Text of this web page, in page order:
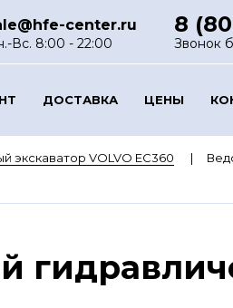
center.ru
Вс. 8:00 - 22:00
8
Звонок
ДОСТАВКА ЦЕНЫ
экскаватор VOLVO EC360